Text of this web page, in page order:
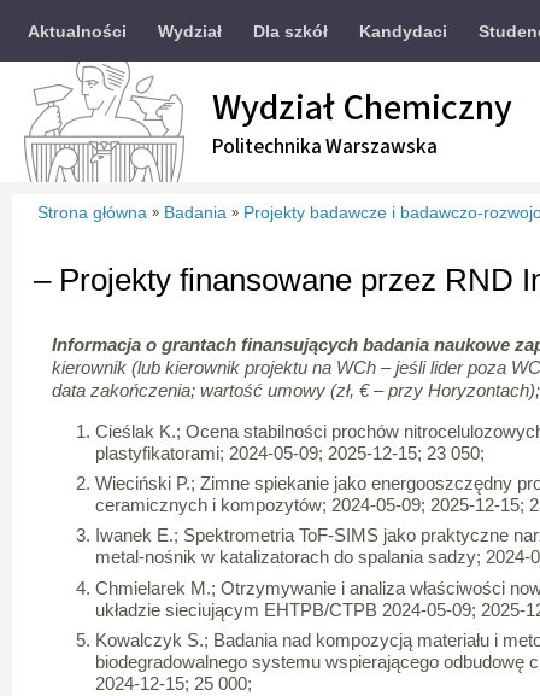
Aktualności Wydział Dla szkół Kandydaci
Wydział Chemiczny
Politechnika Warszawska
Strona główna » Badania » Projekty badawcze i badawczo-
– Projekty finansowane przez RND
Informacja o grantach finansujących badania naukowe
kierownik (lub kierownik projektu na WCh – jeśli lider poza
data zakończenia; wartość umowy (zł, € – przy
Cieślak K.; Ocena stabilności prochów
plastyfikatorami; 2024-05-09; 2025-12-15; 23 050;
Wieciński P.; Zimne spiekanie jako energooszczędny
ceramicznych i kompozytów; 2024-05-09; 2025-12-15;
Iwanek E.; Spektrometria ToF-SIMS jako praktyczne
metal-nośnik w katalizatorach do spalania sadzy; 2024-
Chmielarek M.; Otrzymywanie i analiza właściwości
układzie sieciującym EHTPB/CTPB 2024-05-09; 2025-
Kowalczyk S.; Badania nad kompozycją materiału i
biodegradowalnego systemu wspierającego odbudowę
2024-12-15; 25 000;